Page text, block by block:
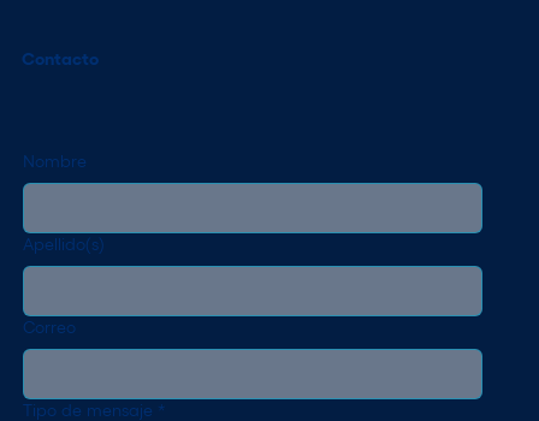
Nombre
Apellido(s)
Correo
Tipo de mensaje *
Contacto